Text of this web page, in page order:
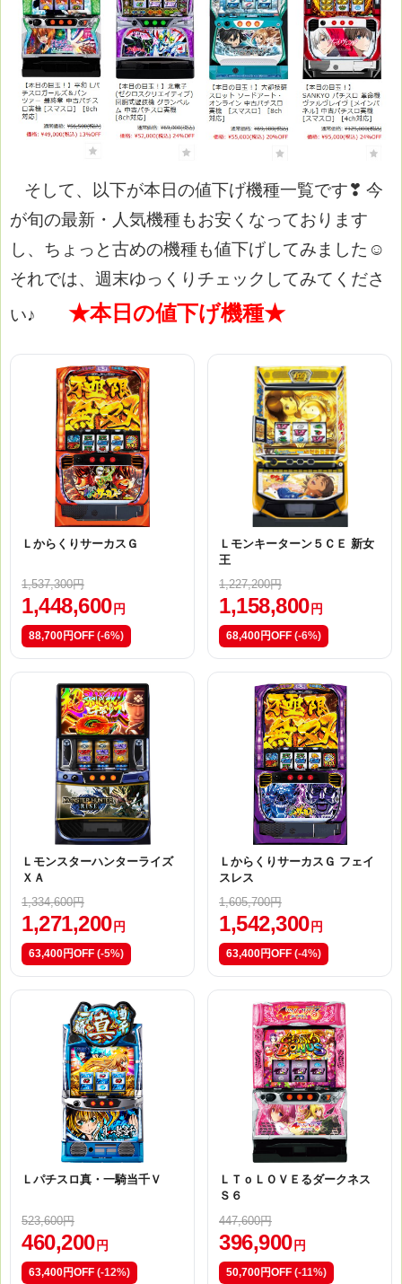
そして、以下が本日の値下げ機種一覧です❣ 今
が旬の最新・人気機種もお安くなっております
し、ちょっと古めの機種も値下げしてみました☺
それでは、週末ゆっくりチェックしてみてくださ
い♪ ★本日の値下げ機種★
ＬからくりサーカスＧ
1,537,300円
1,448,600 円
88,700円OFF (-6%)
Ｌモンキーターン５ＣＥ 新女
王
1,227,200円
1,158,800 円
68,400円OFF (-6%)
Ｌモンスターハンターライズ
ＸＡ
1,334,600円
1,271,200 円
63,400円OFF (-5%)
ＬからくりサーカスＧ フェイ
スレス
1,605,700円
1,542,300 円
63,400円OFF (-4%)
Ｌパチスロ真・一騎当千Ｖ
523,600円
460,200 円
63,400円OFF (-12%)
ＬＴｏＬＯＶＥるダークネス
Ｓ６
447,600円
396,900 円
50,700円OFF (-11%)